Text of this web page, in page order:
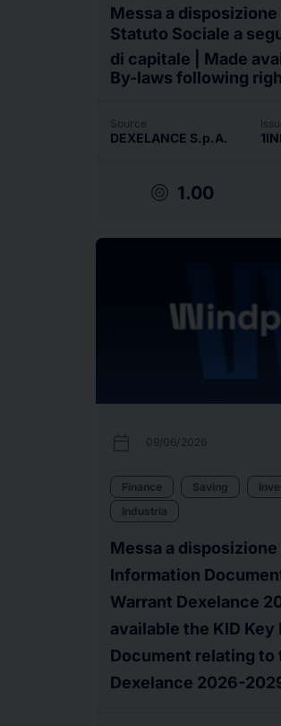
Messa a
Statuto Sociale a
di capitale | Made
By-laws following
Source
DEXELANCE S.p.A.
target 1.00
calendar_today 09/06/2026
Finance Saving
Industria
Messa a disposizione
Information
Warrant Dexelance
available the KID
Document relating to
Dexelance 2026-